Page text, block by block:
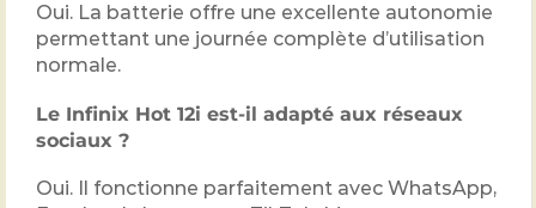
Oui. La batterie offre une excellente autonomie
permettant une journée complète d’utilisation
normale.
Le Infinix Hot 12i est-il adapté aux réseaux
sociaux ?
Oui. Il fonctionne parfaitement avec WhatsApp,